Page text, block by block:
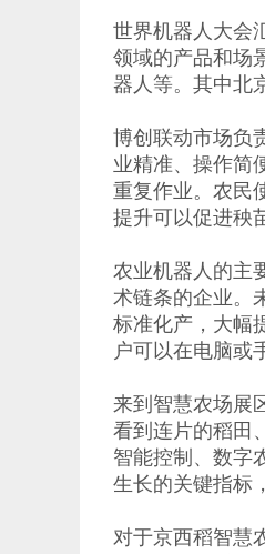
世界机器人大会
领域的产品和场
器人等。其中北
博创联动市场负
业精准、操作简
重复作业。农民
提升可以促进秧
农业机器人的主
术链条的企业。
标准化产，大幅
户可以在电脑或
来到智慧农场展
看到连片的稻田
智能控制、数字
生长的关键指标
对于京西稻智慧